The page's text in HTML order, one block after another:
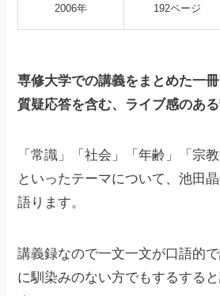
2006年 192ページ
専修大学での講義をまとめた一
質疑応答を含む、ライブ感のある
「常識」「社会」「年齢」「宗
といったテーマについて、池田
語ります。
講義録なので一文一文が口語的
に馴染みのない方でもするする